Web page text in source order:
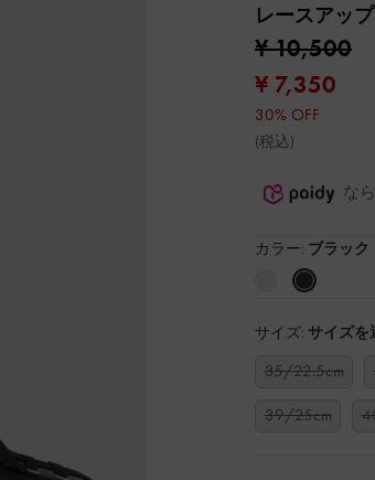
レースアッ
¥ 10,500
¥ 7,350
30% OFF
(税込)
な
カラー: ブラック
サイズ: サイズを
35/22.5cm
39/25cm